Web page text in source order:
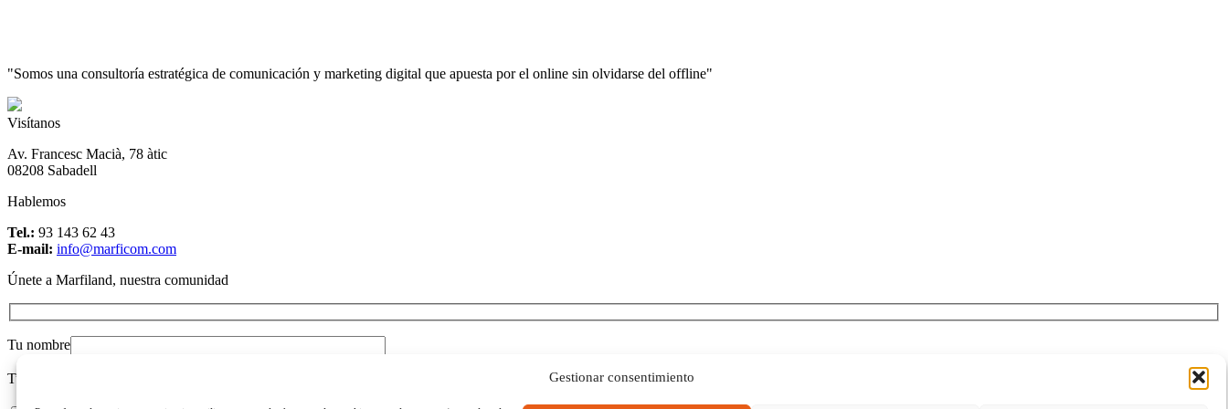
Gestionar consentimiento
"Somos una consultoría estratégica de comunicación y marketing digital que apuesta por el online sin olvidarse del offline"
Visítanos
Av. Francesc Macià, 78 àtic
08208 Sabadell
Hablemos
Tel.: 93 143 62 43
E-mail: info@marficom.com
Únete a Marfiland, nuestra comunidad
Tu nombre
Tu mail